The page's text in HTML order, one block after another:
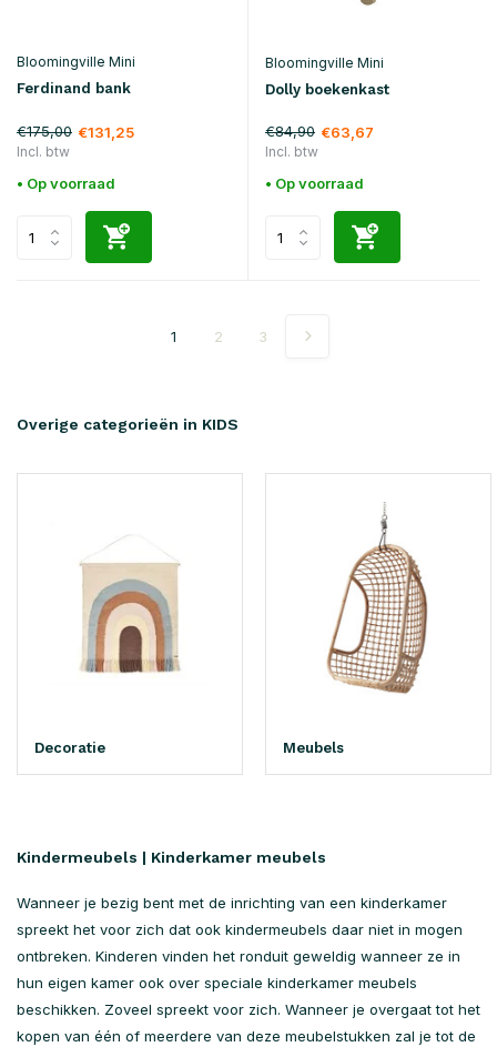
Bloomingville Mini
Ferdinand bank
€175,00 €131,25
Incl. btw
• Op voorraad
Bloomingville Mini
Dolly boekenkast
€84,90 €63,67
Incl. btw
• Op voorraad
1 2 3
Overige categorieën in KIDS
Decoratie Meubels
Kindermeubels | Kinderkamer meubels
Wanneer je bezig bent met de inrichting van een kinderkamer
spreekt het voor zich dat ook kindermeubels daar niet in mogen
ontbreken. Kinderen vinden het ronduit geweldig wanneer ze in
hun eigen kamer ook over speciale kinderkamer meubels
beschikken. Zoveel spreekt voor zich. Wanneer je overgaat tot het
kopen van één of meerdere van deze meubelstukken zal je tot de